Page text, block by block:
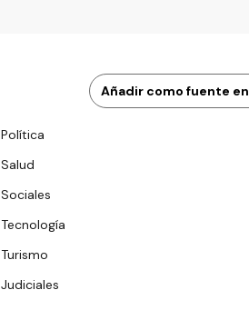
Añadir como fuente en
Política
Salud
Sociales
Tecnología
Turismo
Judiciales